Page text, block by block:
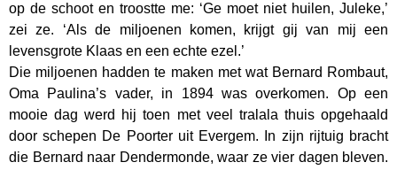
op de schoot en troostte me: ‘Ge moet niet huilen, Juleke,’
zei ze. ‘Als de miljoenen komen, krijgt gij van mij een
levensgrote Klaas en een echte ezel.’
Die miljoenen hadden te maken met wat Bernard Rombaut,
Oma Paulina’s vader, in 1894 was overkomen. Op een
mooie dag werd hij toen met veel tralala thuis opgehaald
door schepen De Poorter uit Evergem. In zijn rijtuig bracht
die Bernard naar Dendermonde, waar ze vier dagen bleven.